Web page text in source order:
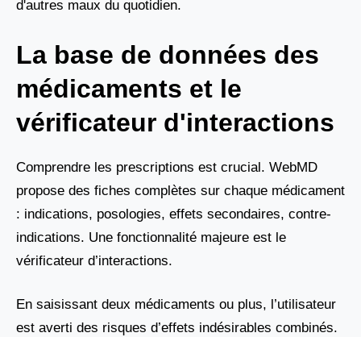
d'autres maux du quotidien.
La base de données des
médicaments et le
vérificateur d'interactions
Comprendre les prescriptions est crucial. WebMD
propose des fiches complètes sur chaque médicament
: indications, posologies, effets secondaires, contre-
indications. Une fonctionnalité majeure est le
vérificateur d’interactions.
En saisissant deux médicaments ou plus, l’utilisateur
est averti des risques d’effets indésirables combinés.